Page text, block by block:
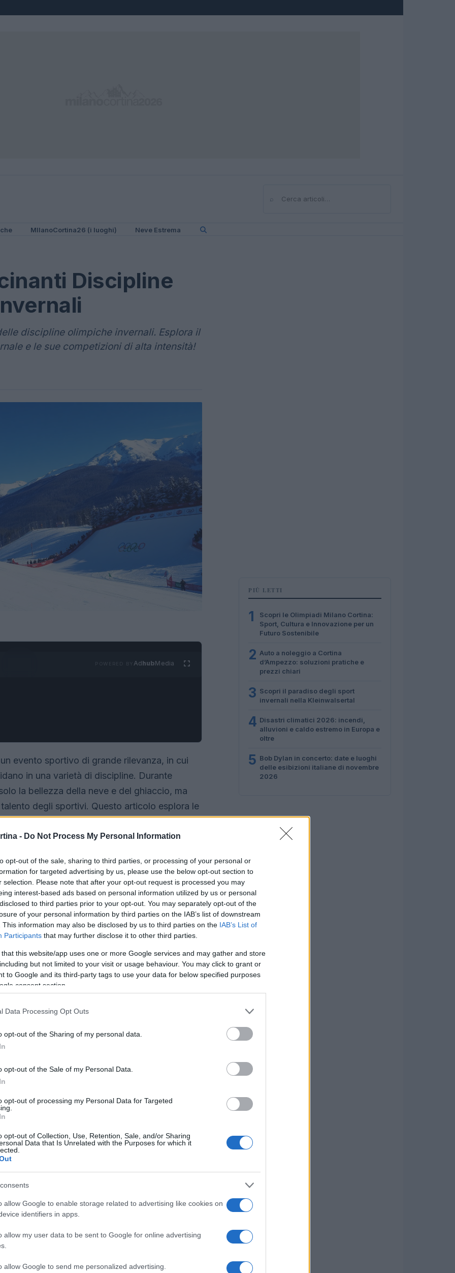
- Do Not Process My Personal Information
opt-out of the sale, sharing to third parties, or processing of your personal or
for targeted advertising by us, please use the below opt-out section to
selection. Please note that after your opt-out request is processed you may
interest-based ads based on personal information utilized by us or personal
to third parties prior to your opt-out. You may separately opt-out of the
of your personal information by third parties on the IAB’s list of downstream
This information may also be disclosed by us to third parties on the IAB’s List of
Participants that may further disclose it to other third parties.
that this website/app uses one or more Google services and may gather and store
but not limited to your visit or usage behaviour. You may click to grant or
to Google and its third-party tags to use your data for below specified purposes
consent section.
Data Processing Opt Outs
opt-out of the Sharing of my personal data.
opt-out of the Sale of my Personal Data.
opt-out of processing my Personal Data for Targeted
opt-out of Collection, Use, Retention, Sale, and/or Sharing
Data that Is Unrelated with the Purposes for which it
allow Google to enable storage related to advertising like cookies on
identifiers in apps.
allow my user data to be sent to Google for online advertising
allow Google to send me personalized advertising.
⌕Cerca
MIlanoCortina26 (i luoghi) Neve Estrema
Discipline
discipline olimpiche invernali. Esplora il
e le sue competizioni di alta intensità!
AdhubMedia
evento sportivo di grande rilevanza, in cui
in una varietà di discipline. Durante
la bellezza della neve e del ghiaccio, ma
degli sportivi. Questo articolo esplora le
invernali
discipline, suddivisibili in categorie. Tra le
uniche e richiede competenze
più spettacolari dello sport invernale,
Gli atleti devono affrontare percorsi di gara
di completare il tracciato nel minor
ilgigante, lo slalome ladiscesa
velocità, ma anche una strategia precisa in
PIÙ LETTI
1
Scopri le Olimpiadi Milano Cortina:
Sport, Cultura e Innovazione per un
Futuro Sostenibile
2 Auto a noleggio a Cortina
d’Ampezzo: soluzioni pratiche e
prezzi chiari
3 Scopri il paradiso degli sport
invernali nella Kleinwalsertal
4 Disastri climatici 2026: incendi,
alluvioni e caldo estremo in Europa e
oltre
5 Bob Dylan in concerto: date e luoghi
delle esibizioni italiane di novembre
2026